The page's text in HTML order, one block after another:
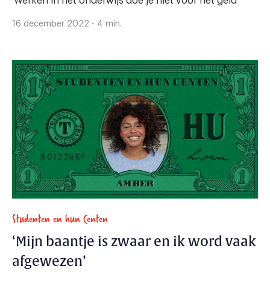
16 december 2022 - 4 min.
Studenten en hun Centen
‘Mijn baantje is zwaar en ik word vaak
afgewezen’